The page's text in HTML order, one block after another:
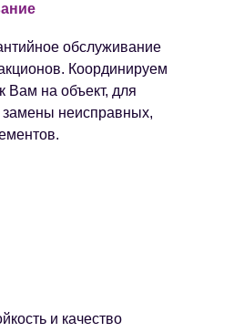
обслуживание
Координируем
Вам на объект, для
неисправных,
и качество